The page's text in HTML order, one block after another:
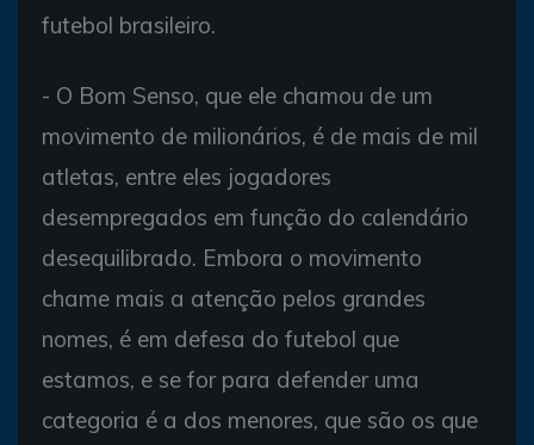
futebol brasileiro.
- O Bom Senso, que ele chamou de um
movimento de milionários, é de mais de mil
atletas, entre eles jogadores
desempregados em função do calendário
desequilibrado. Embora o movimento
chame mais a atenção pelos grandes
nomes, é em defesa do futebol que
estamos, e se for para defender uma
categoria é a dos menores, que são os que